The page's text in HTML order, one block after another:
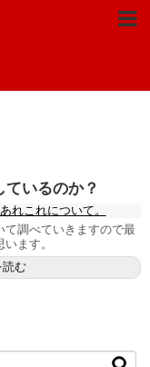
いるのか？
れこれについて。
て調べていきますので最
ます。
む